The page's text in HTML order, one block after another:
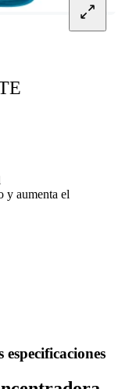
y aumenta el